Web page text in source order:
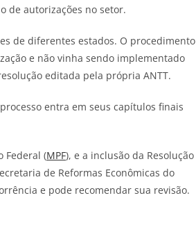
de autorizações no setor.
de diferentes estados. O procedimento
e não vinha sendo implementado
editada pela própria ANTT.
entra em seus capítulos finais
Federal (MPF), e a inclusão da Resolução
de Reformas Econômicas do
e pode recomendar sua revisão.